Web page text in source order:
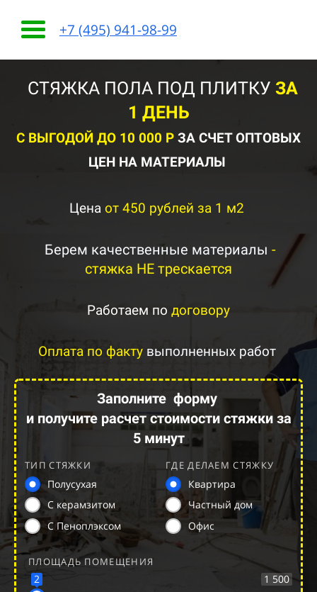
+7 (495) 941-98-99
СТЯЖКА ПОЛА ПОД ПЛИТКУ ЗА
1 ДЕНЬ
С ВЫГОДОЙ ДО 10 000 Р ЗА СЧЕТ ОПТОВЫХ
ЦЕН НА МАТЕРИАЛЫ
Цена от 450 рублей за 1 м2
Берем качественные материалы -
стяжка НЕ трескается
Работаем по договору
Оплата по факту выполненных работ
Заполните форму
и получите расчет стоимости стяжки за
5 минут
ТИП СТЯЖКИ
Полусухая
С керамзитом
С Пеноплэксом
ГДЕ ДЕЛАЕМ СТЯЖКУ
Квартира
Частный дом
Офис
ПЛОЩАДЬ ПОМЕЩЕНИЯ
1 500
2